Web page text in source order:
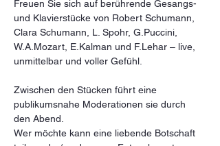
Freuen Sie sich auf berührende Gesangs-
und Klavierstücke von Robert Schumann,
Clara Schumann, L. Spohr, G.Puccini,
W.A.Mozart, E.Kalman und F.Lehar – live,
unmittelbar und voller Gefühl.
Zwischen den Stücken führt eine
publikumsnahe Moderationen sie durch
den Abend.
Wer möchte kann eine liebende Botschaft